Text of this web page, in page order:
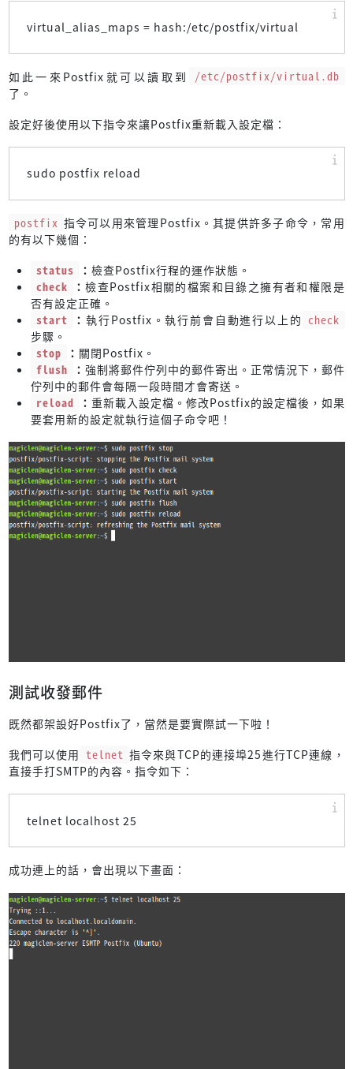
virtual_alias_maps = hash:/etc/postfix/virtual
如此一來Postfix就可以讀取到
/etc/postfix/virtual.db
了。
設定好後使用以下指令來讓Postfix重新載入設定檔：
sudo postfix reload
postfix 指令可以用來管理Postfix。其提供許多子命令，常用
的有以下幾個：
status
： 檢查Postfix行程的運作狀態。
check
：檢查Postfix相關的檔案和目錄之擁有者和權限是
否有設定正確。
start
：執行Postfix。執行前會自動進行以上的 check
步驟。
stop
： 關閉Postfix。
flush
： 強制將郵件佇列中的郵件寄出。正常情況下，郵件
佇列中的郵件會每隔一段時間才會寄送。
reload
： 重新載入設定檔。修改Postfix的設定檔後，如果
要套用新的設定就執行這個子命令吧！
測試收發郵件
既然都架設好Postfix了，當然是要實際試一下啦！
我們可以使用 telnet 指令來與TCP的連接埠25進行TCP連線，
直接手打SMTP的內容。指令如下：
telnet localhost 25
成功連上的話，會出現以下畫面：